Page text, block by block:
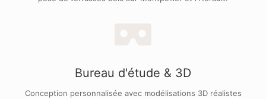
Bureau d'étude & 3D
Conception personnalisée avec modélisations 3D réalistes